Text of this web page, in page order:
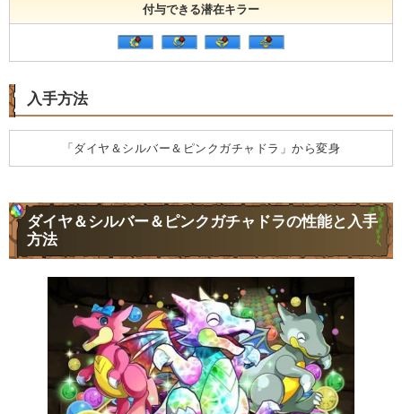
付与できる潜在キラー
入手方法
「ダイヤ＆シルバー＆ピンクガチャドラ」から変身
ダイヤ＆シルバー＆ピンクガチャドラの性能と入手
方法